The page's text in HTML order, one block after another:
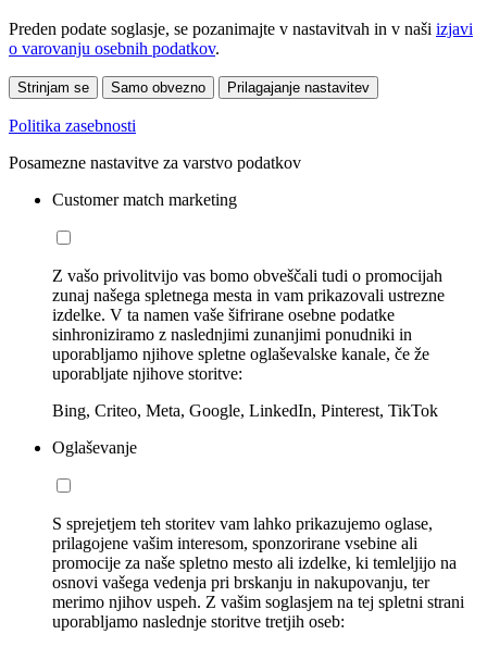
Preden podate soglasje, se pozanimajte v nastavitvah in v naši izjavi
o varovanju osebnih podatkov.
Strinjam se Samo obvezno Prilagajanje nastavitev
Politika zasebnosti
Posamezne nastavitve za varstvo podatkov
Customer match marketing
Z vašo privolitvijo vas bomo obveščali tudi o promocijah
zunaj našega spletnega mesta in vam prikazovali ustrezne
izdelke. V ta namen vaše šifrirane osebne podatke
sinhroniziramo z naslednjimi zunanjimi ponudniki in
uporabljamo njihove spletne oglaševalske kanale, če že
uporabljate njihove storitve:
Bing, Criteo, Meta, Google, LinkedIn, Pinterest, TikTok
Oglaševanje
S sprejetjem teh storitev vam lahko prikazujemo oglase,
prilagojene vašim interesom, sponzorirane vsebine ali
promocije za naše spletno mesto ali izdelke, ki temleljijo na
osnovi vašega vedenja pri brskanju in nakupovanju, ter
merimo njihov uspeh. Z vašim soglasjem na tej spletni strani
uporabljamo naslednje storitve tretjih oseb: